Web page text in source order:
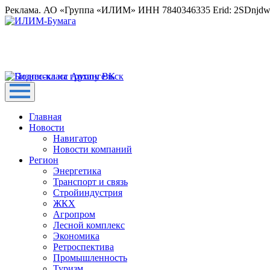
Реклама. АО «Группа «ИЛИМ» ИНН 7840346335 Erid:
Главная
Новости
Навигатор
Новости компаний
Регион
Энергетика
Транспорт и связь
Стройиндустрия
ЖКХ
Агропром
Лесной комплекс
Экономика
Ретроспектива
Промышленность